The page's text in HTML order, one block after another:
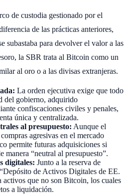
de custodia gestionado por el
de las prácticas anteriores,
subastaba para devolver el valor a las
la SBR trata al Bitcoin como un
al oro o a las divisas extranjeras.
La orden ejecutiva exige que todo
del gobierno, adquirido
confiscaciones civiles y penales,
única y centralizada.
al presupuesto: Aunque el
agresivas en el mercado
permite futuras adquisiciones si
manera “neutral al presupuesto”.
digitales: Junto a la reserva de
de Activos Digitales de EE.
activos que no son Bitcoin, los cuales
a liquidación.